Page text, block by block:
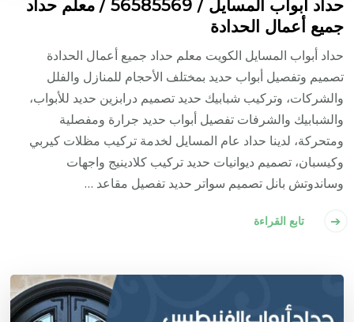
حداد أبواب المسايل / 56585569 / معلم حداد
جميع أعمال الحدادة
حداد أبواب المسايل الكويت معلم حداد جميع أعمال الحدادة
تصميم وتفصيل أبواب حديد بمختلف الأحجام للمنازل والفلل
والشركات، وتركيب شبابيك حديد تصميم درابزين حديد للأبواب،
والشبابيك والشرفات تفصيل أبواب حديد جرارة ومفصلية
ومتحركة، لدينا حداد عام المسايل لخدمة تركيب مظلات كيربي
وكيسبان، تصميم ديوانيات حديد تركيب كلادينيج واجهات
وساندوتش بانل تصميم سواتر حديد تفصيل مقاعد …
تابع القراءة